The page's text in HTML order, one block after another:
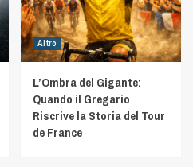
Altro
L’Ombra del Gigante:
Quando il Gregario
Riscrive la Storia del Tour
de France